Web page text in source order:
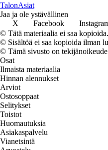
TalonAsiat
Jaa ja ole ystävällinen
X
Facebook
© Tätä materiaalia ei saa kopioida.
© Sisältöä ei saa kopioida ilman
© Tämä sivusto on
Osat
Ilmaista materiaalia
Hinnan alennukset
Arviot
Ostosoppaat
Selitykset
Toistot
Huomautuksia
Asiakaspalvelu
Vianetsintä